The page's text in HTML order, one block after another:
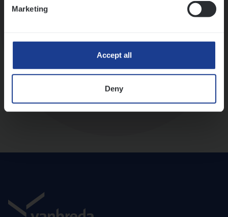
Marketing
Accept all
Deny